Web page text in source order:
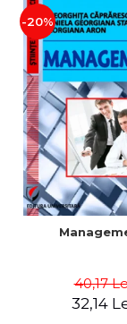
-20%
40,17
32,14